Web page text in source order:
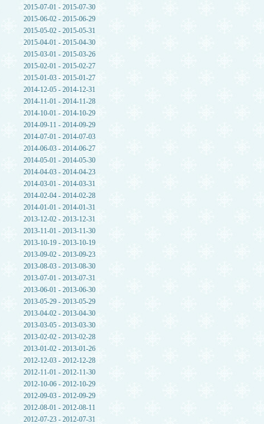
2015-07-01 - 2015-07-30
2015-06-02 - 2015-06-29
2015-05-02 - 2015-05-31
2015-04-01 - 2015-04-30
2015-03-01 - 2015-03-26
2015-02-01 - 2015-02-27
2015-01-03 - 2015-01-27
2014-12-05 - 2014-12-31
2014-11-01 - 2014-11-28
2014-10-01 - 2014-10-29
2014-09-11 - 2014-09-29
2014-07-01 - 2014-07-03
2014-06-03 - 2014-06-27
2014-05-01 - 2014-05-30
2014-04-03 - 2014-04-23
2014-03-01 - 2014-03-31
2014-02-04 - 2014-02-28
2014-01-01 - 2014-01-31
2013-12-02 - 2013-12-31
2013-11-01 - 2013-11-30
2013-10-19 - 2013-10-19
2013-09-02 - 2013-09-23
2013-08-03 - 2013-08-30
2013-07-01 - 2013-07-31
2013-06-01 - 2013-06-30
2013-05-29 - 2013-05-29
2013-04-02 - 2013-04-30
2013-03-05 - 2013-03-30
2013-02-02 - 2013-02-28
2013-01-02 - 2013-01-26
2012-12-03 - 2012-12-28
2012-11-01 - 2012-11-30
2012-10-06 - 2012-10-29
2012-09-03 - 2012-09-29
2012-08-01 - 2012-08-11
2012-07-23 - 2012-07-31